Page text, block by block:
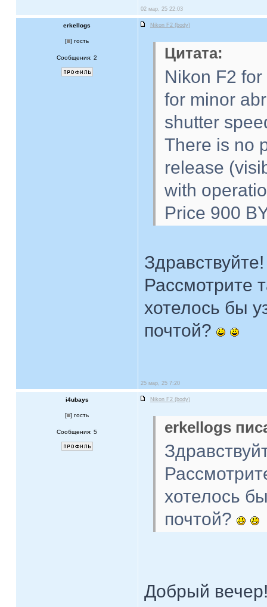
02 мар, 25 22:03
erkellogs Nikon F2 (body)
[ ] гость
Сообщения: 2 Цитата:
Nikon F2
for minor
shutter
There is no
release
with
Price 900
Рассмотрите
хотелось бы
почтой?
25 мар, 25 7:20
i4ubays Nikon F2 (body)
[ ] гость
Сообщения: 5 erkellogs
хотелось
почтой?
Добрый